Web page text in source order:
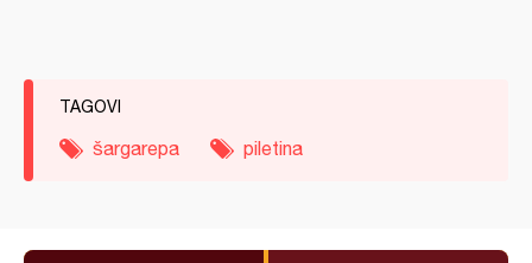
TAGOVI
šargarepa piletina